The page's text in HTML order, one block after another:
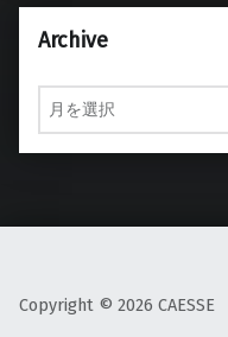
Archive
Archive
Copyright © 2026 CAESSE